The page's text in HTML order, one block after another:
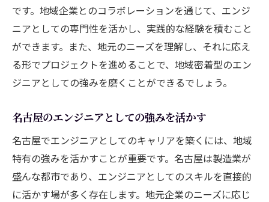
です。地域企業とのコラボレーションを通じて、エンジ
ニアとしての専門性を活かし、実践的な経験を積むこと
ができます。また、地元のニーズを理解し、それに応え
る形でプロジェクトを進めることで、地域密着型のエン
ジニアとしての強みを磨くことができるでしょう。
名古屋のエンジニアとしての強みを活かす
名古屋でエンジニアとしてのキャリアを築くには、地域
特有の強みを活かすことが重要です。名古屋は製造業が
盛んな都市であり、エンジニアとしてのスキルを直接的
に活かす場が多く存在します。地元企業のニーズに応じ